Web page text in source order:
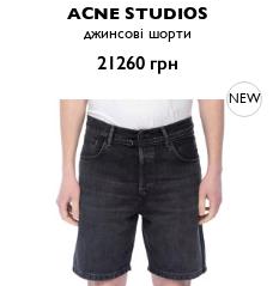
ACNE STUDIOS
джинсові шорти
21260 грн
NEW